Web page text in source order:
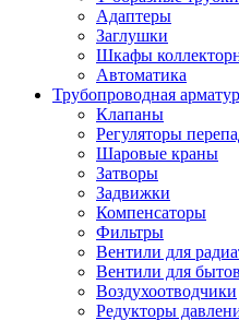
Адаптеры
Заглушки
Шкафы
Автоматика
Трубопроводная
Клапаны
Регуляторы
Шаровые краны
Затворы
Задвижки
Компенсаторы
Фильтры
Вентили для
Вентили для
Воздухоотводчики
Редукторы